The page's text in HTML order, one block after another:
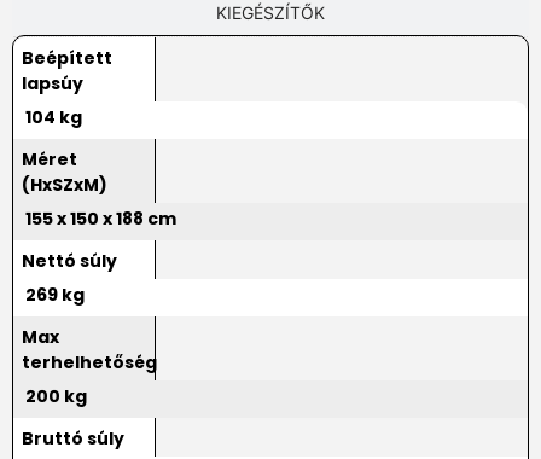
KIEGÉSZÍTŐK
Beépített
lapsúy
104 kg
Méret
(HxSZxM)
155 x 150 x 188 cm
Nettó súly
269 kg
Max
terhelhetőség
200 kg
Bruttó súly